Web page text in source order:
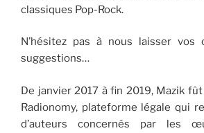
classiques Pop-Rock.
N’hésitez pas à nous laisser vos
suggestions…
De janvier 2017 à fin 2019, Mazik
Radionomy, plateforme légale qui
d’auteurs concernés par les